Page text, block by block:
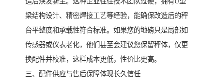
梁结构设计、精密焊接工艺等经验，能确保改造后的秤
台平整度和承载性符合标准。如果您的地磅只是局部如
传感器或仪表老化，他们甚至会建议您保留秤体，仅更
换配件并校准，这样成本更低，性价比更高。
三、配件供应与售后保障体现长久信任